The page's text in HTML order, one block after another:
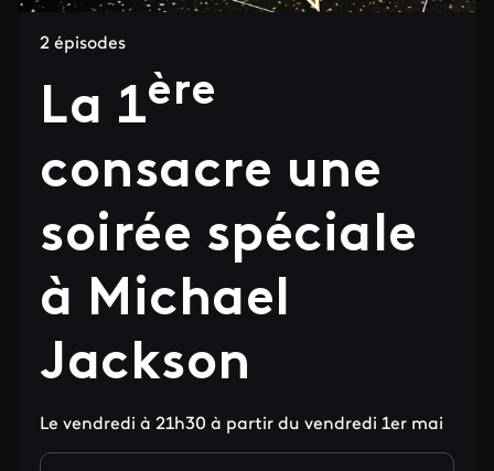
2 épisodes
La 1ère
consacre une
soirée spéciale
à Michael
Jackson
Le vendredi à 21h30 à partir du vendredi 1er mai